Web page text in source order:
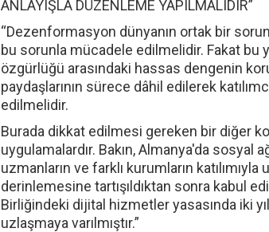
ANLAYIŞLA DÜZENLEME YAPILMALIDIR”
“Dezenformasyon dünyanın ortak bir
bu sorunla mücadele edilmelidir. Fakat bu
özgürlüğü arasındaki hassas dengenin
paydaşlarının sürece dâhil edilerek
edilmelidir.
Burada dikkat edilmesi gereken bir diğer
uygulamalardır. Bakın, Almanya'da sosyal
uzmanların ve farklı kurumların
derinlemesine tartışıldıktan sonra kabul
Birliğindeki dijital hizmetler yasasında iki
uzlaşmaya varılmıştır.”